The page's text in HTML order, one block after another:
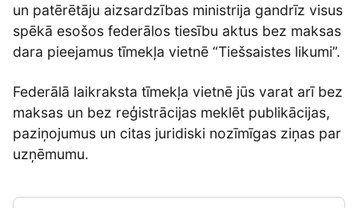
un patērētāju aizsardzības ministrija gandrīz visus
spēkā esošos federālos tiesību aktus bez maksas
dara pieejamus tīmekļa vietnē “Tiešsaistes likumi”.
Federālā laikraksta tīmekļa vietnē jūs varat arī bez
maksas un bez reģistrācijas meklēt publikācijas,
paziņojumus un citas juridiski nozīmīgas ziņas par
uzņēmumu.